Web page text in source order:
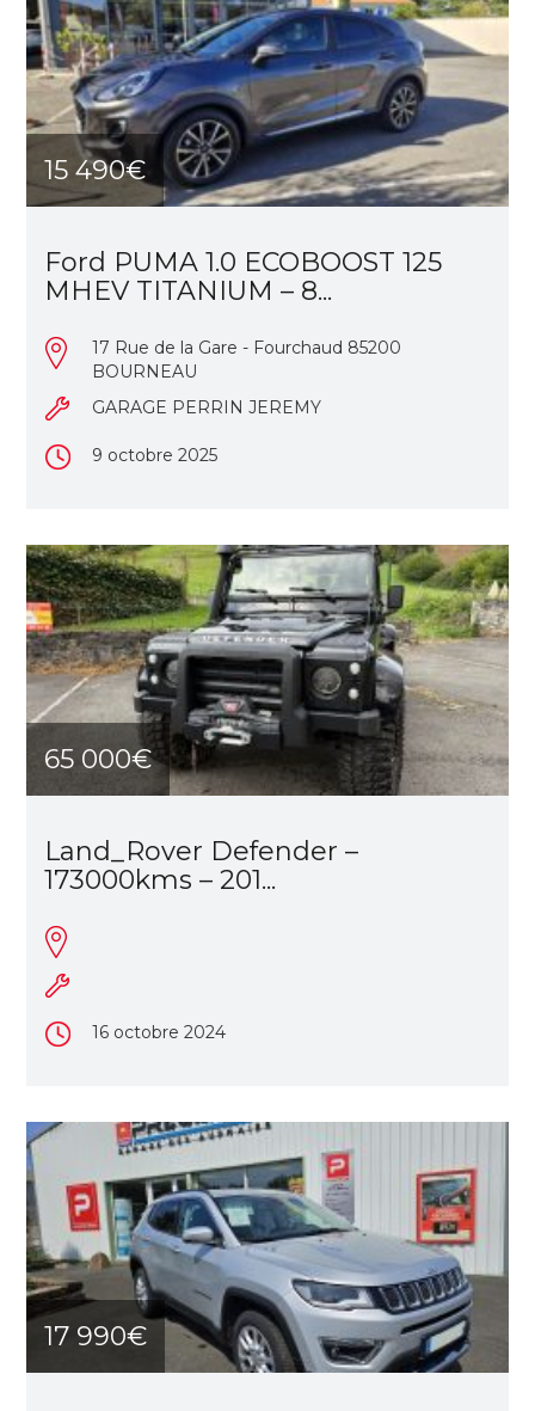
15 490€
Ford PUMA 1.0 ECOBOOST 125
MHEV TITANIUM – 8...
17 Rue de la Gare - Fourchaud 85200
BOURNEAU
GARAGE PERRIN JEREMY
9 octobre 2025
65 000€
Land_Rover Defender –
173000kms – 201...
16 octobre 2024
17 990€